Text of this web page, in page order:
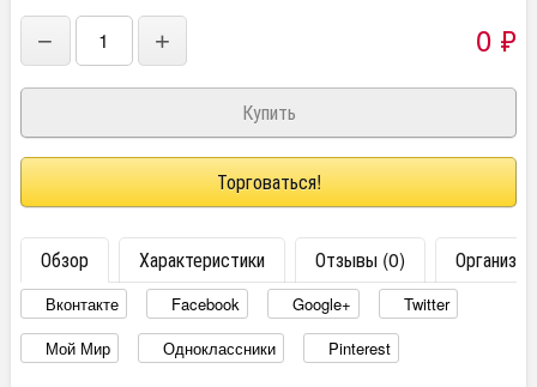
− + 0 ₽
Торговаться!
Обзор Характеристики Отзывы (0)
Вконтакте Facebook Google+
Twitter
Мой Мир
Одноклассники Pinterest